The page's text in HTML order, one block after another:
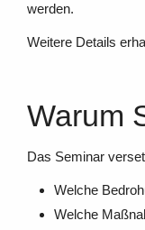
werden.
Weitere Details
Warum
Das Seminar
Welche
Welche